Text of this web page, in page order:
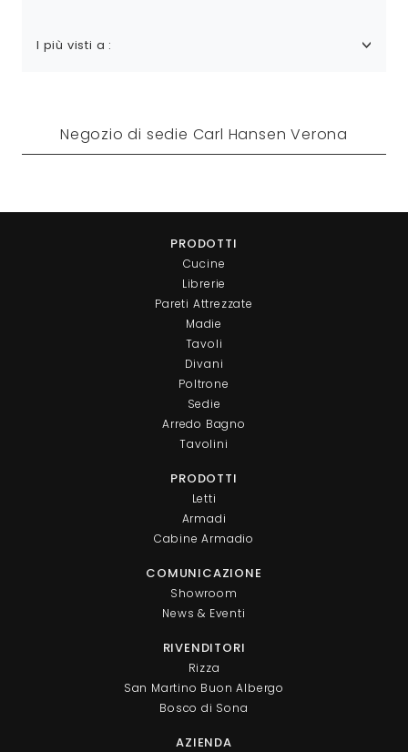
I più visti a :
Negozio di sedie Carl Hansen Verona
PRODOTTI
Cucine
Librerie
Pareti Attrezzate
Madie
Tavoli
Divani
Poltrone
Sedie
Arredo Bagno
Tavolini
PRODOTTI
Letti
Armadi
Cabine Armadio
COMUNICAZIONE
Showroom
News & Eventi
RIVENDITORI
Rizza
San Martino Buon Albergo
Bosco di Sona
AZIENDA